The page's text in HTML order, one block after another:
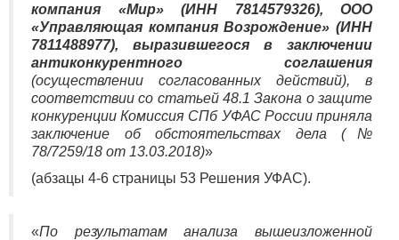
компания «Мир» (ИНН 7814579326), ООО
«Управляющая компания Возрождение» (ИНН
7811488977), выразившегося в заключении
антиконкурентного соглашения
(осуществлении согласованных действий), в
соответствии со статьей 48.1 Закона о защите
конкуренции Комиссия СПб УФАС России приняла
заключение об обстоятельствах дела (№
78/7259/18 от 13.03.2018)»
(абзацы 4-6 страницы 53 Решения УФАС).
«По результатам анализа вышеизложенной